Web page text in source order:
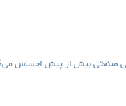
صنعتی بیش از پیش احساس